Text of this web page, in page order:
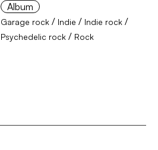
Album
Garage rock / Indie / Indie rock /
Psychedelic rock / Rock